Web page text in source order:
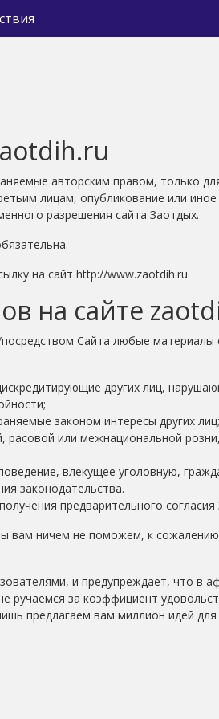
авторским правом, только
лицам, опубликование или
разрешения сайта Заотдых.
на сайт http://www.zaotdih.ru
на сайте
Сайта любые материалы
других лиц,
законом интересы других лиц;
расовой или межнациональной
влекущее уголовную,
законодательства.
предварительного согласия
вам ничем не поможем, к
и предупреждает, что в
ручаемся за коэффициент
предлагаем вам миллион идей для